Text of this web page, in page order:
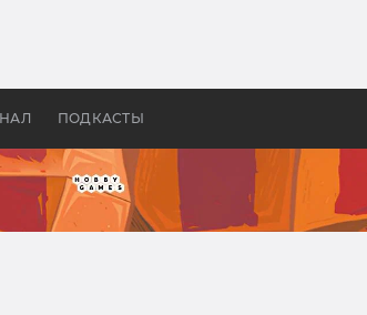
ПОДКАСТЫ
колец»